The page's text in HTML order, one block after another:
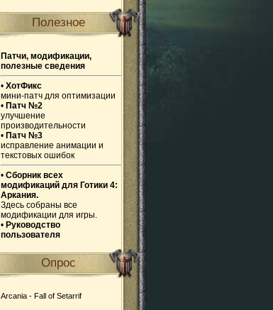
Полезное
Патчи, модификации,
полезные сведения
• ХотФикс
мини-патч для оптимизации
• Патч №2
улучшение
производительности
• Патч №3
исправление анимации и
текстовых ошибок
• Сборник всех
модификаций для Готики 4:
Аркания.
Здесь собраны все
модификации для игры.
• Руководство
пользователя
Опрос
Arcania - Fall of Setarrif